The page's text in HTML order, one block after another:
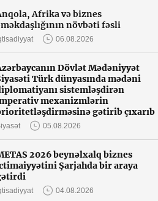
Afrika və biznes
növbəti fəsli
06.08.2026
Dövlət Mədəniyyət
Türk dünyasında mədəni
sistemləşdirən
mexanizmlərin
gətirib çıxarıb
05.08.2026
2026 beynəlxalq biznes
Şarjahda bir araya
04.08.2026